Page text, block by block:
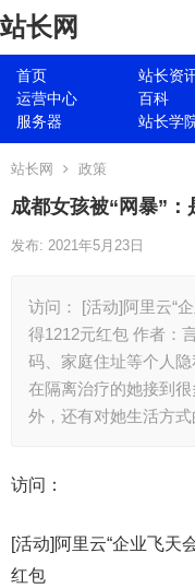
站长网
首页 站长资
运营中心
百科
服务器
站长学
站长网 政策
成都女孩被“网暴”
发布: 2021年5月23日
访问： [活动]阿里云“
得1212元红包 作者：
码、家庭住址等个人
在隔离治疗的她接到
外，还有对她生活方式
访问：
[活动]阿里云“企业飞天
红包